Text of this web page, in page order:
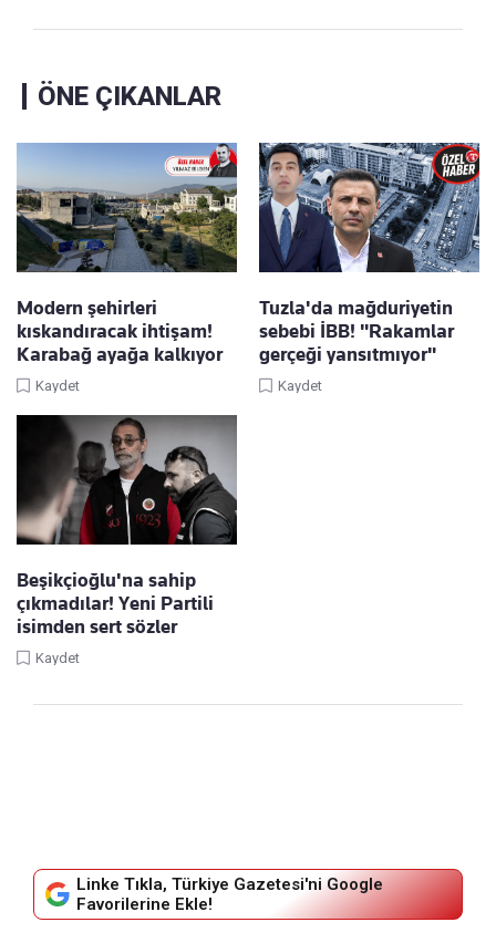
ÖNE ÇIKANLAR
Modern şehirleri
kıskandıracak ihtişam!
Karabağ ayağa kalkıyor
Kaydet
Tuzla'da mağduriyetin
sebebi İBB! "Rakamlar
gerçeği yansıtmıyor"
Kaydet
Beşikçioğlu'na sahip
çıkmadılar! Yeni Partili
isimden sert sözler
Kaydet
Linke Tıkla, Türkiye Gazetesi'ni Google
Favorilerine Ekle!